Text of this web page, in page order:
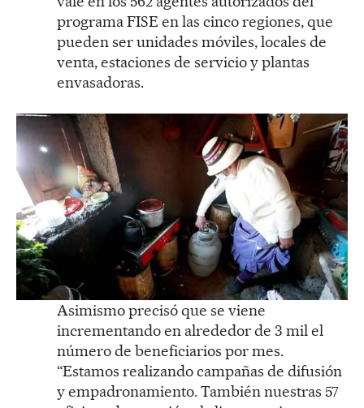
programa FISE en las cinco regiones, que
pueden ser unidades móviles, locales de
venta, estaciones de servicio y plantas
envasadoras.
Asimismo precisó que se viene
incrementando en alrededor de 3 mil el
número de beneficiarios por mes.
“Estamos realizando campañas de difusión
y empadronamiento. También nuestras 57